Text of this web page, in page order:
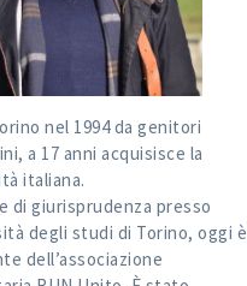
nel 1994 da genitori
a 17 anni acquisisce la
italiana.
di giurisprudenza presso
degli studi di Torino, oggi è
dell’associazione